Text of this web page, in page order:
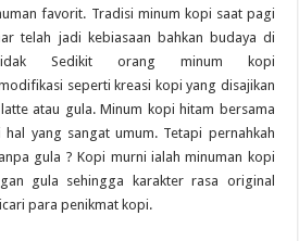
favorit. Tradisi minum kopi saat pagi
telah jadi kebiasaan bahkan budaya di
Sedikit orang minum kopi
seperti kreasi kopi yang disajikan
atau gula. Minum kopi hitam bersama
hal yang sangatumum. Tetapi pernahkah
gula ? Kopi murni ialah minuman kopi
gula sehingga karakterrasa original
para penikmat kopi.